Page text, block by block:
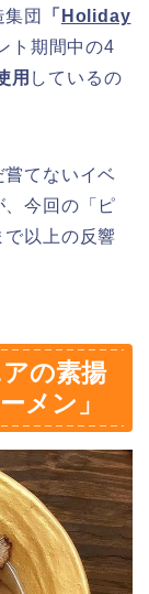
団 「 Holiday
ト期間中の4
用 しているの
嘗てないイベ
、今回の「ピ
以上の反響
の素揚
メン」